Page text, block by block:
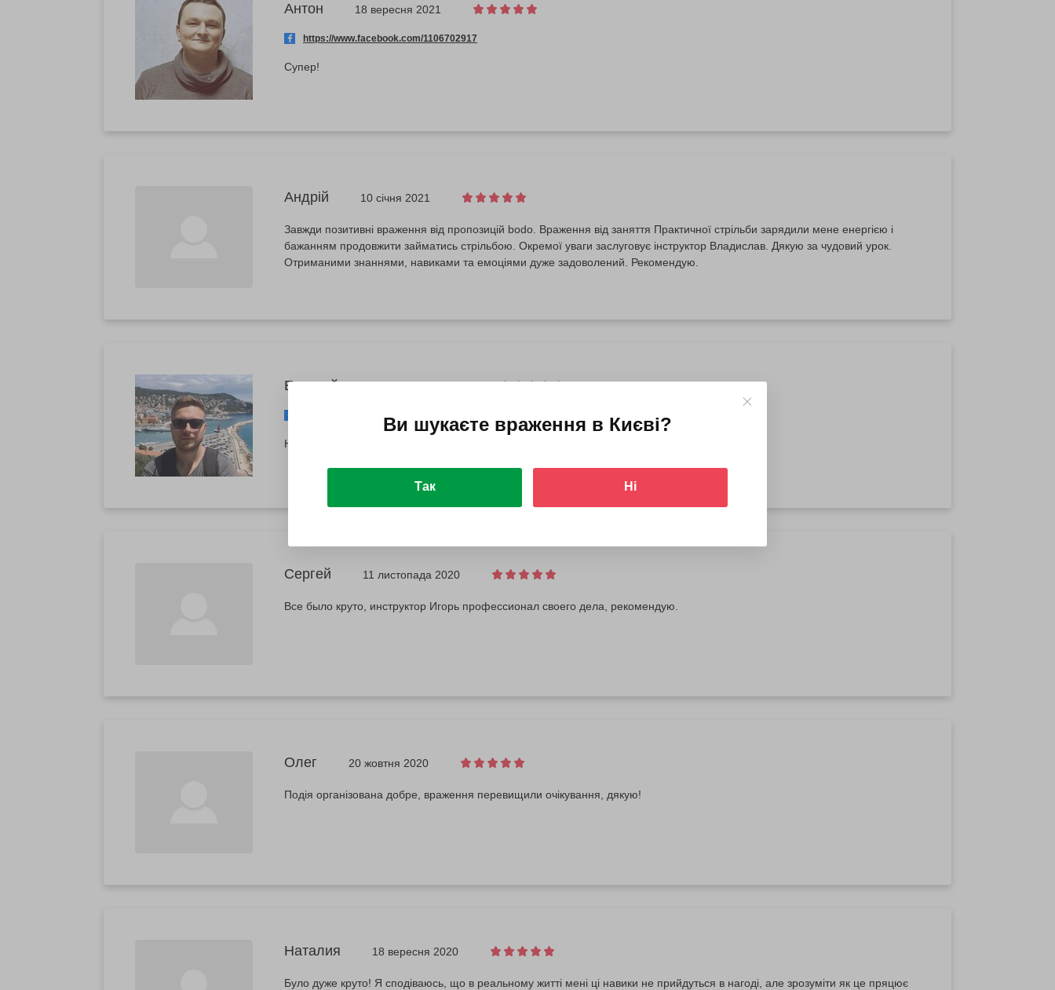
Антон 18 вересня 2021
https://www.facebook.com/1106702917
Супер!
Андрій 10 січня 2021
Завжди позитивні враження від пропозицій bodo. Враження від заняття Практичної стрільби зарядили мене енергією і
бажанням продовжити займатись стрільбою. Окремої уваги заслуговує інструктор Владислав. Дякую за чудовий урок.
Отриманими знаннями, навиками та емоціями дуже задоволений. Рекомендую.
Евгений 25 листопада 2020
https://www.facebook.com/1119456348
Не напомнили про паспорт, хотя в тире его попросили
Сергей 11 листопада 2020
Все было круто, инструктор Игорь профессионал своего дела, рекомендую.
Олег 20 жовтня 2020
Подія організована добре, враження перевищили очікування, дякую!
Наталия 18 вересня 2020
Було дуже круто! Я сподіваюсь, що в реальному житті мені ці навики не прийдуться в нагоді, але зрозуміти як це пряцює
Ви шукаєте враження в Києві?
Так Ні